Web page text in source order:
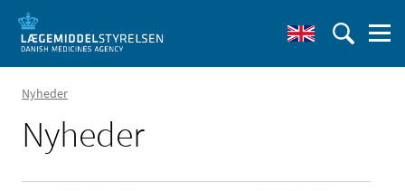
Nyheder
Nyheder